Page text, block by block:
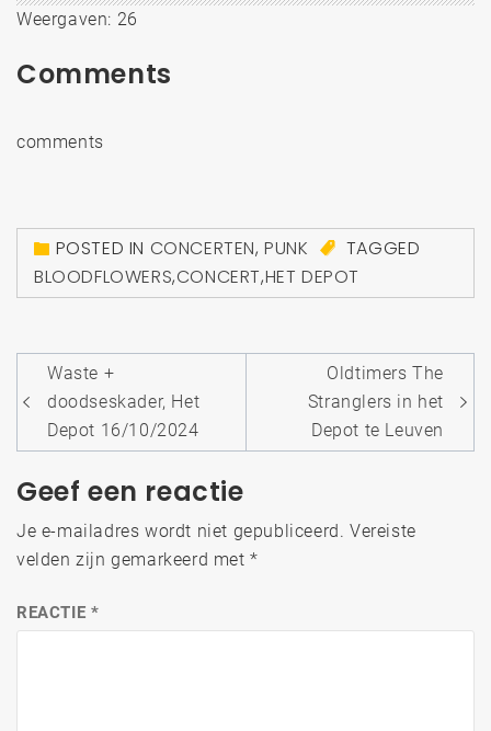
Weergaven: 26
Comments
comments
POSTED IN CONCERTEN,PUNK
TAGGED
BLOODFLOWERS,CONCERT,HET DEPOT
Bericht
navigatie
Waste +
doodseskader, Het
Depot 16/10/2024
Oldtimers The
Stranglers in het
Depot te Leuven
Geef een reactie
Je e-mailadres wordt niet gepubliceerd. Vereiste
velden zijn gemarkeerd met*
REACTIE *